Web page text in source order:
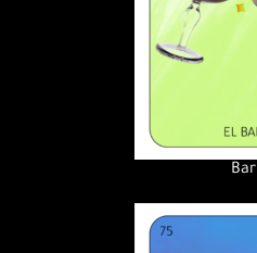
Bar